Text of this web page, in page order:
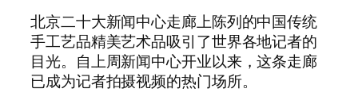
北京二十大新闻中心走廊上陈列的中国传统
手工艺品精美艺术品吸引了世界各地记者的
目光。自上周新闻中心开业以来，这条走廊
已成为记者拍摄视频的热门场所。